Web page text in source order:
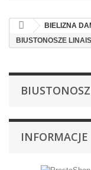
BIELIZNA
BIUSTONOSZE
INFORMACJE